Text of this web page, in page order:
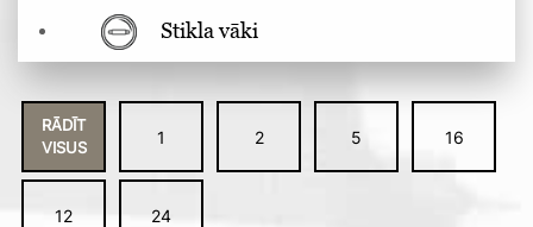
Stikla vāki
RĀDĪT
VISUS
1 2 5 16
12 24